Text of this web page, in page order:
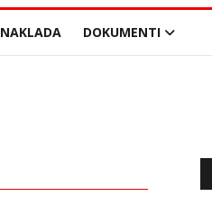
NAKLADA DOKUMENTI